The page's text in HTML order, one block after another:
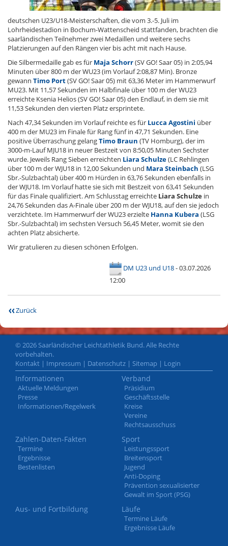
deutschen U23/U18-Meisterschaften, die vom 3.-5. Juli im
Lohrheidestadion in Bochum-Wattenscheid stattfanden, brachten die
saarländischen Teilnehmer zwei Medaillen und weitere sechs
Platzierungen auf den Rängen vier bis acht mit nach Hause.
Die Silbermedaille gab es für Maja Schorr(SV GO! Saar 05) in 2:05,94
Minuten über 800 m der WU23 (im Vorlauf 2:08,87 Min). Bronze
gewann Timo Port(SV GO! Saar 05) mit 63,36 Meter im Hammerwurf
MU23. Mit 11,57 Sekunden im Halbfinale über 100 m der WU23
erreichte Ksenia Helios (SV GO! Saar 05) den Endlauf, in dem sie mit
11,53 Sekunden den vierten Platz ersprintete.
Nach 47,34 Sekunden im Vorlauf reichte es für Lucca Agostini über
400 m der MU23 im Finale für Rang fünf in 47,71 Sekunden. Eine
positive Überraschung gelangTimo Braun (TV Homburg), der im
3000-m-Lauf MJU18 in neuer Bestzeit von 8:50,05 Minuten Sechster
wurde. Jeweils Rang Sieben erreichten Liara Schulze(LC Rehlingen
über 100 m der WJU18 in 12,00 Sekunden und Mara Steinbach (LSG
Sbr.-Sulzbachtal) über 400 m Hürden in 63,76 Sekunden ebenfalls in
der WJU18. Im Vorlauf hatte sie sich mit Bestzeit von 63,41 Sekunden
für das Finale qualifiziert. Am Schlusstag erreichte Liara Schulze in
24,76 Sekunden das A-Finale über 200 m der WJU18, auf den sie jedoch
verzichtete. Im Hammerwurf der WU23 erzielte Hanna Kubera (LSG
Sbr.-Sulzbachtal) im sechsten Versuch 56,45 Meter, womit sie den
achten Platz absicherte.
Wir gratulieren zu diesen schönen Erfolgen.
DM U23 und U18- 03.07.2026
12:00
Zurück
© 2026 Saarländischer Leichtathletik Bund. Alle Rechte
vorbehalten.
Kontakt | Impressum | Datenschutz | Sitemap | Login
Informationen
Aktuelle Meldungen
Presse
Informationen/Regelwerk
Verband
Präsidium
Geschäftsstelle
Kreise
Vereine
Rechtsausschuss
Zahlen-Daten-Fakten
Termine
Ergebnisse
Bestenlisten
Sport
Leistungssport
Breitensport
Jugend
Anti-Doping
Prävention sexualisierter
Gewalt im Sport (PSG)
Aus- und Fortbildung Läufe
Termine Läufe
Ergebnisse Läufe